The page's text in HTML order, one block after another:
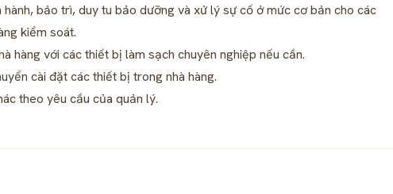
bảo trì, duy tu bảo dưỡng và xử lý sự cố ở mức cơ bản cho các
kiểm soát.
hàng với các thiết bị làm sạch chuyên nghiệp nếu cần.
cài đặt các thiết bị trong nhà hàng.
theo yêu cầu của quản lý.